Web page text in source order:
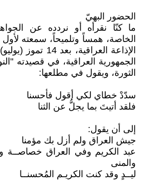
الحضور البهيّ
ما كنّا نقرأه أو نردده عن
الخاصة، همساً وتلميحاً، سمعته
الجمهورية العراقية، في قصيدته
الثورة، ويقول في مطلعها:
سدّدْ خطاي لكي أقول فأحسنا
فلقد أتيتَ بما يجلُّ عن الثنا
إلى أن يقول:
جيش العراق ولم أزل بك مؤمنا
عبد الكريم وفي العراق خصاصــة
والمنى
ليــدٍ وقد كنت الكريـم المُحسنــا